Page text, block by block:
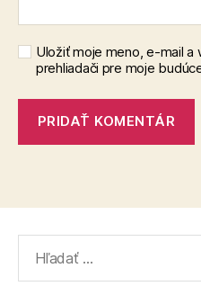
Uložiť moje meno, e-mail
prehliadači pre moje